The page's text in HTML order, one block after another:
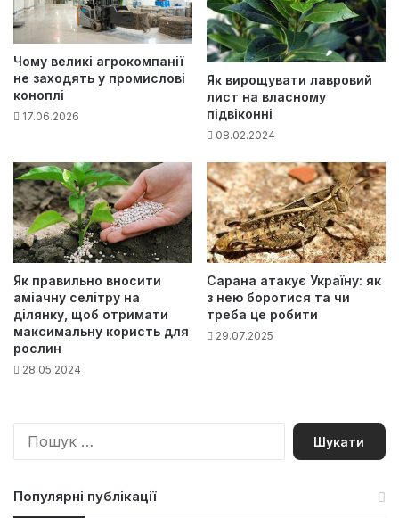
Чому великі агрокомпанії
не заходять у промислові
коноплі
17.06.2026
Як вирощувати лавровий
лист на власному
підвіконні
08.02.2024
Як правильно вносити
аміачну селітру на
ділянку, щоб отримати
максимальну користь для
рослин
28.05.2024
Сарана атакує Україну: як
з нею боротися та чи
треба це робити
29.07.2025
П
Популярні публікації